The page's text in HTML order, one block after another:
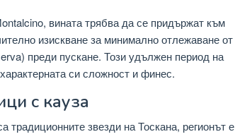
вината трябва да се придържат към
изискване за минимално отлежаване от
преди пускане. Този удължен период на
си сложност и финес.
с кауза
звезди на Тоскана, регионът е